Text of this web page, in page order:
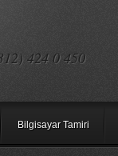
424 0 450
Bilgisayar Tamiri